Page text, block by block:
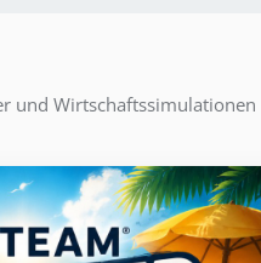
und Wirtschaftssimulationen